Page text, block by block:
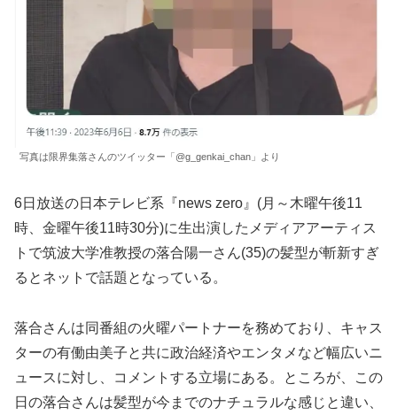
写真は限界集落さんのツイッター「@g_genkai_chan」より
6日放送の日本テレビ系『news zero』(月～木曜午後11
時、金曜午後11時30分)に生出演したメディアアーティス
トで筑波大学准教授の落合陽一さん(35)の髪型が斬新すぎ
るとネットで話題となっている。
落合さんは同番組の火曜パートナーを務めており、キャス
ターの有働由美子と共に政治経済やエンタメなど幅広いニ
ュースに対し、コメントする立場にある。ところが、この
日の落合さんは髪型が今までのナチュラルな感じと違い、